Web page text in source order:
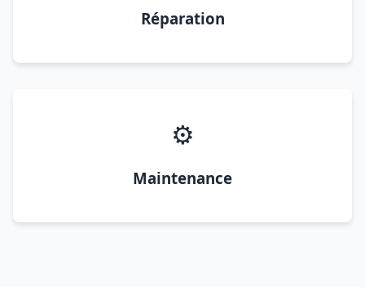
Réparation
⚙️
Maintenance